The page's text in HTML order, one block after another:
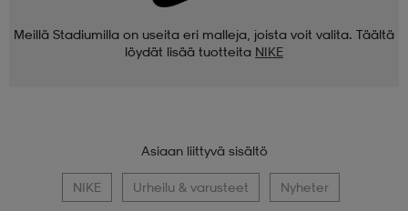
Meillä Stadiumilla on useita eri malleja, joista voit valita. Täältä
löydät lisää tuotteita NIKE
Asiaan liittyvä sisältö
NIKE Urheilu & varusteet Nyheter